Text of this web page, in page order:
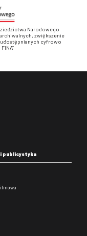
Narodowego
zwiększenie
cyfrowo
publicystyka